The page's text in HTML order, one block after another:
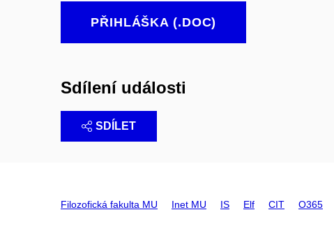
PŘIHLÁŠKA (.DOC)
Sdílení události
SDÍLET
Filozofická fakulta MU Inet MU IS Elf CIT O365